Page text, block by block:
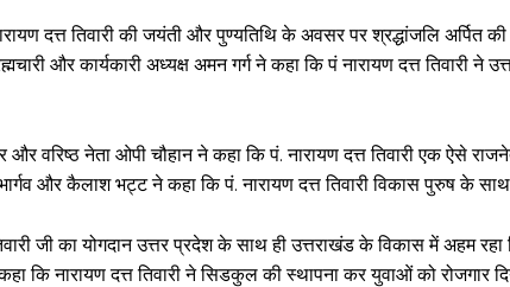
दत्त तिवारी की जयंती और पुण्यतिथि के अवसर पर श्रद्धांजलि अर्पित
और कार्यकारी अध्यक्ष अमन गर्ग ने कहा कि पं नारायण दत्त तिवारी ने
और वरिष्ठ नेता ओपी चौहान ने कहा कि पं. नारायण दत्त तिवारी एक ऐसे
और कैलाश भट्ट ने कहा कि पं. नारायण दत्त तिवारी विकास पुरुष के
जी का योगदान उत्तर प्रदेश के साथ ही उत्तराखंड के विकास में अहम
कि नारायण दत्त तिवारी ने सिडकुल की स्थापना कर युवाओं को रोजगार